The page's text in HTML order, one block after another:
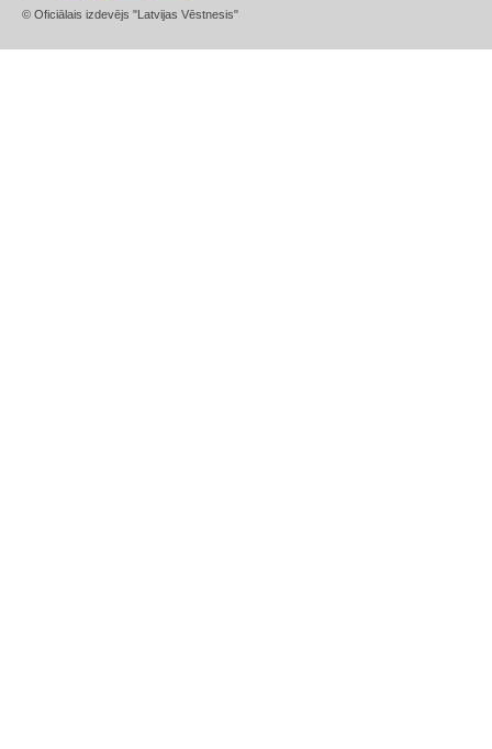
© Oficiālais izdevējs "Latvijas Vēstnesis"